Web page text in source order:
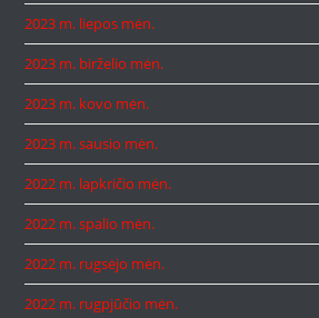
2023 m. liepos mėn.
2023 m. birželio mėn.
2023 m. kovo mėn.
2023 m. sausio mėn.
2022 m. lapkričio mėn.
2022 m. spalio mėn.
2022 m. rugsėjo mėn.
2022 m. rugpjūčio mėn.